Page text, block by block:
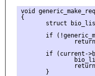
void
{
struct
if
if (current-
       }